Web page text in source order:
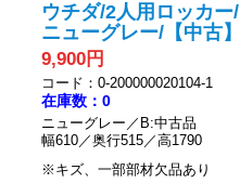
ウチダ/2人用ロッカー/
ニューグレー/【中古】
9,900円
コード：0-200000020104-1
在庫数：0
ニューグレー／B:中古品
幅610／奥行515／高1790
※キズ、一部部材欠品あり